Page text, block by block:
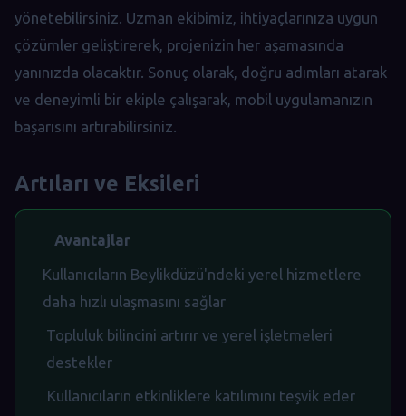
yönetebilirsiniz. Uzman ekibimiz, ihtiyaçlarınıza uygun
çözümler geliştirerek, projenizin her aşamasında
yanınızda olacaktır. Sonuç olarak, doğru adımları atarak
ve deneyimli bir ekiple çalışarak, mobil uygulamanızın
başarısını artırabilirsiniz.
Artıları ve Eksileri
Avantajlar
Kullanıcıların Beylikdüzü'ndeki yerel hizmetlere
daha hızlı ulaşmasını sağlar
Topluluk bilincini artırır ve yerel işletmeleri
destekler
Kullanıcıların etkinliklere katılımını teşvik eder